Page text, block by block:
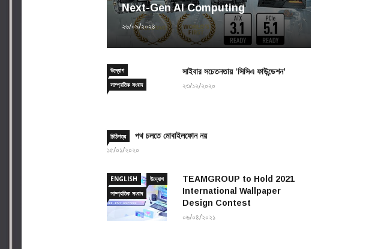
Next-Gen AI Computing
২৬/০৯/২০২৪
উদ্যোগ
সাম্প্রতিক সংবাদ
সাইবার সচেতনতায় ‘সিসিএ ফাউন্ডেশন’
২৩/১২/২০২০
চিঠিপত্র পথ চলতে মোবাইলফোন নয়
১৫/০১/২০২০
ENGLISH
উদ্যোগ
সাম্প্রতিক সংবাদ
TEAMGROUP to Hold 2021
International Wallpaper
Design Contest
০৬/০৪/২০২১